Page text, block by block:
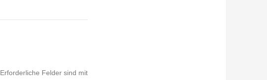
Erforderliche Felder sind mit